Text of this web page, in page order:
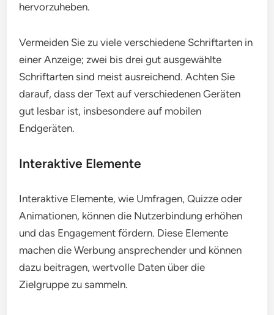
hervorzuheben.
Vermeiden Sie zu viele verschiedene Schriftarten in
einer Anzeige; zwei bis drei gut ausgewählte
Schriftarten sind meist ausreichend. Achten Sie
darauf, dass der Text auf verschiedenen Geräten
gut lesbar ist, insbesondere auf mobilen
Endgeräten.
Interaktive Elemente
Interaktive Elemente, wie Umfragen, Quizze oder
Animationen, können die Nutzerbindung erhöhen
und das Engagement fördern. Diese Elemente
machen die Werbung ansprechender und können
dazu beitragen, wertvolle Daten über die
Zielgruppe zu sammeln.